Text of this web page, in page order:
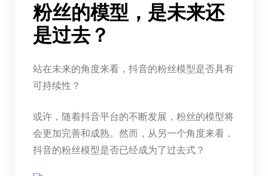
粉丝的模型，是未来还
是过去？
站在未来的角度来看，抖音的粉丝模型是否具有
可持续性？
或许，随着抖音平台的不断发展，粉丝的模型将
会更加完善和成熟。然而，从另一个角度来看，
抖音的粉丝模型是否已经成为了过去式？